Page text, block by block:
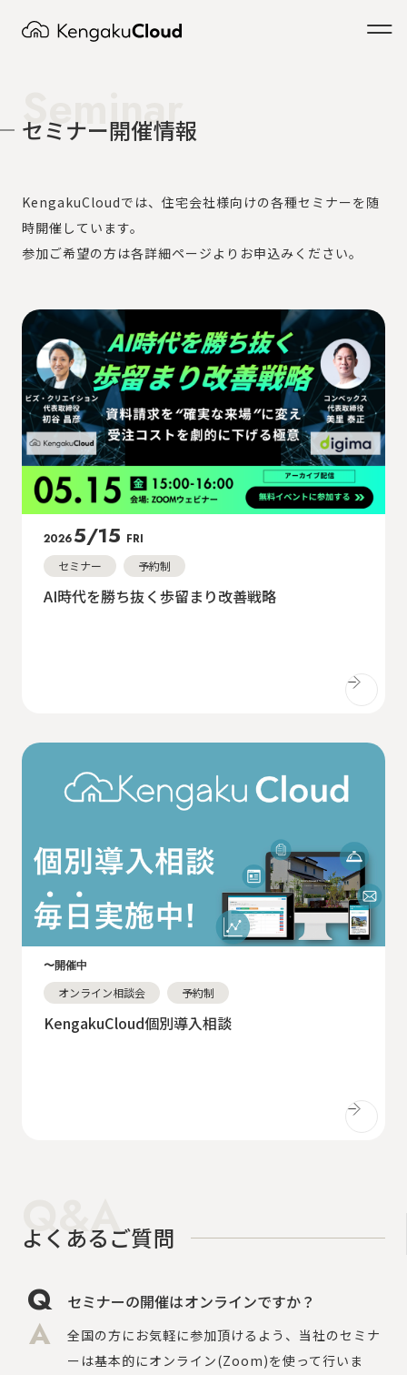
Seminar
セミナー開催情報
KengakuCloudでは、住宅会社様向けの各種セミナーを随
時開催しています。
参加ご希望の方は各詳細ページよりお申込みください。
20265/15 FRI
セミナー 予約制
AI時代を勝ち抜く歩留まり改善戦略
〜開催中
オンライン相談会 予約制
KengakuCloud個別導入相談
Q&A
よくあるご質問
セミナーの開催はオンラインですか？
全国の方にお気軽に参加頂けるよう、当社のセミナ
ーは基本的にオンライン(Zoom)を使って行いま